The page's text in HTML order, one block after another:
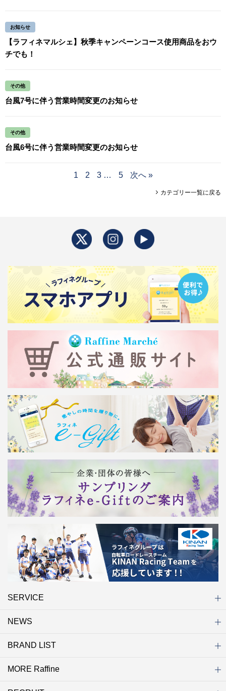
お知らせ
【ラフィネマルシェ】秋季キャンペーンコース使用商品をおウ
チでも！
その他
台風7号に伴う営業時間変更のお知らせ
その他
台風6号に伴う営業時間変更のお知らせ
1 2 3 … 5 次へ »
カテゴリー一覧に戻る
SERVICE
初めての方へ
店舗検索
キャンペーン
ラフィネ マルシェ（通販サイト）
WEB予約
よくある質問（Q&A）
サイトマップ
NEWS
ニュース一覧
お知らせ
オープン
クローズ
リニューアル
その他
BRAND LIST
ブランド一覧
ラフィネ
グランラフィネ
バダンバルー
ラフィネプリュス
プチラフィネ
整体ナチュラルボディ
トータルセラピー
フットデザイン
REFLE（リフレ）
Raffine TOKYO
ラフィネ ランニングスタイル
MORE Raffine